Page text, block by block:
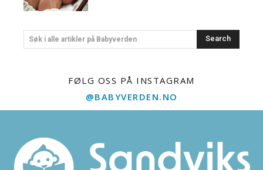
Søk i alle artikler på Babyverden Search
FØLG OSS PÅ INSTAGRAM
@BABYVERDEN.NO